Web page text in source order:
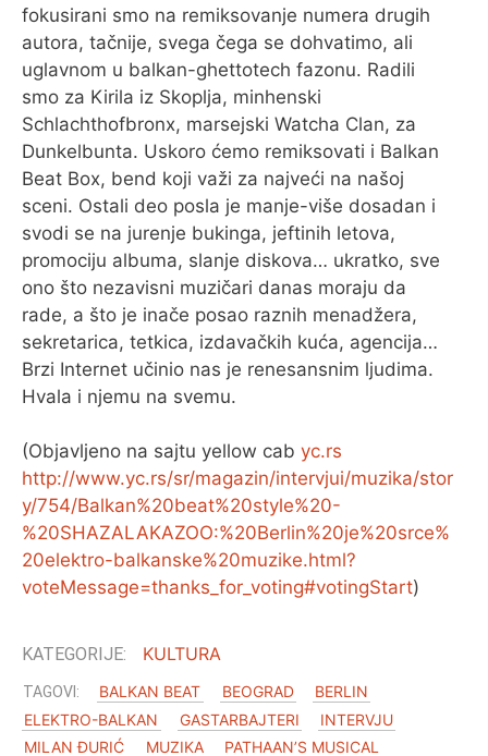
fokusirani smo na remiksovanje numera drugih
autora, tačnije, svega čega se dohvatimo, ali
uglavnom u balkan-ghettotech fazonu. Radili
smo za Kirila iz Skoplja, minhenski
Schlachthofbronx, marsejski Watcha Clan, za
Dunkelbunta. Uskoro ćemo remiksovati i Balkan
Beat Box, bend koji važi za najveći na našoj
sceni. Ostali deo posla je manje-više dosadan i
svodi se na jurenje bukinga, jeftinih letova,
promociju albuma, slanje diskova… ukratko, sve
ono što nezavisni muzičari danas moraju da
rade, a što je inače posao raznih menadžera,
sekretarica, tetkica, izdavačkih kuća, agencija…
Brzi Internet učinio nas je renesansnim ljudima.
Hvala i njemu na svemu.
(Objavljeno na sajtu yellow cab yc.rs
http://www.yc.rs/sr/magazin/intervjui/muzika/stor
y/754/Balkan%20beat%20style%20-
%20SHAZALAKAZOO:%20Berlin%20je%20srce%
20elektro-balkanske%20muzike.html?
voteMessage=thanks_for_voting#votingStart)
KULTURA
BALKAN BEAT BEOGRAD
BERLIN
ELEKTRO-BALKAN
GASTARBAJTERI
INTERVJU
MILAN ĐURIĆ
MUZIKA PATHAAN’S MUSICAL